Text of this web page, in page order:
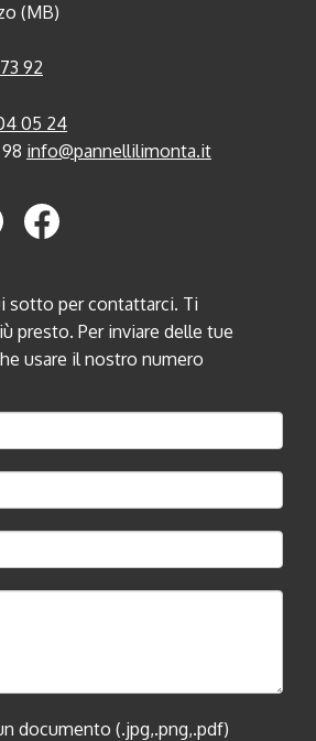
(MB)
92
05 24
info@pannellilimonta.it
sotto per contattarci. Ti
presto. Per inviare delle tue
usare il nostro numero
documento (.jpg,.png,.pdf)